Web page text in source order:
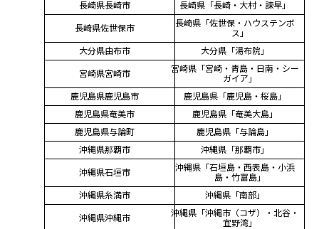
長崎県長崎市
長崎県「長崎・大村・諫早」
長崎県佐世保市
長崎県「佐世保・ハウステンボ
ス」
大分県由布市
大分県「湯布院」
宮崎県宮崎市
宮崎県「宮崎・青島・日南・シー
ガイア」
鹿児島県鹿児島市
鹿児島県「鹿児島・桜島」
鹿児島県奄美市
鹿児島県「奄美大島」
鹿児島県与論町
鹿児島県「与論島」
沖縄県那覇市
沖縄県「那覇市」
沖縄県石垣市
沖縄県「石垣島・西表島・小浜
島・竹富島」
沖縄県糸満市
沖縄県「南部」
沖縄県沖縄市
沖縄県「沖縄市（コザ）・北谷・
宜野湾」